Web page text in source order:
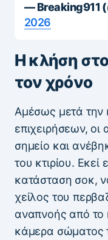
— Breaking911
2026
Η κλήση
τον χρόνο
Αμέσως μετά την
επιχειρήσεων, οι
σημείο και
του κτιρίου. Εκεί
κατάσταση σοκ,
χείλος του
αναπνοής από το
κάμερα σώματος